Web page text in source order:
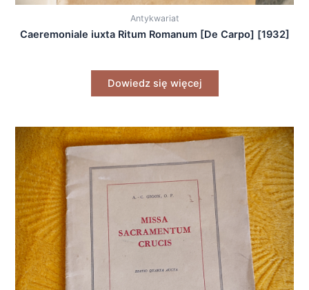
Antykwariat
Caeremoniale iuxta Ritum Romanum [De Carpo] [1932]
Dowiedz się więcej